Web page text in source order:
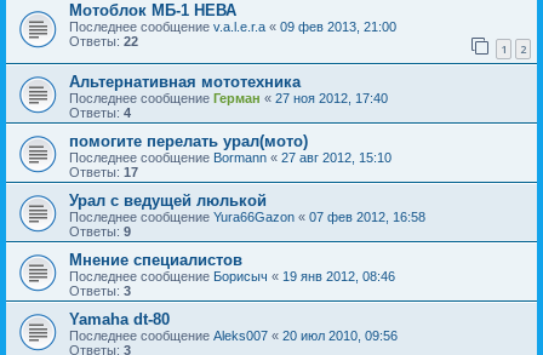
Мотоблок МБ-1 НЕВА
Последнее сообщение v.a.l.e.r.a « 09 фев 2013, 21:00
Ответы: 22 1 2
Альтернативная мототехника
Последнее сообщение Герман « 27 ноя 2012, 17:40
Ответы: 4
помогите перелать урал(мото)
Последнее сообщение Bormann « 27 авг 2012, 15:10
Ответы: 17
Урал с ведущей люлькой
Последнее сообщение Yura66Gazon « 07 фев 2012, 16:58
Ответы: 9
Мнение специалистов
Последнее сообщение Борисыч « 19 янв 2012, 08:46
Ответы: 3
Yamaha dt-80
Последнее сообщение Aleks007 « 20 июл 2010, 09:56
Ответы: 3